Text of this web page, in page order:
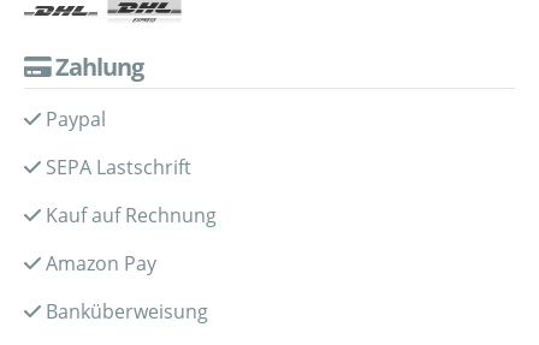
Zahlung
Paypal
SEPA Lastschrift
Kauf auf Rechnung
Amazon Pay
Banküberweisung